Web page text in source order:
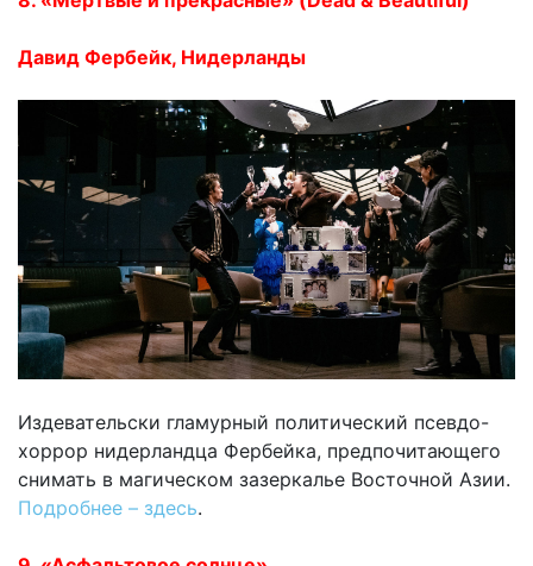
Давид Фербейк, Нидерланды
Издевательски гламурный политический псевдо-
хоррор нидерландца Фербейка, предпочитающего
снимать в магическом зазеркалье Восточной Азии.
Подробнее – здесь.